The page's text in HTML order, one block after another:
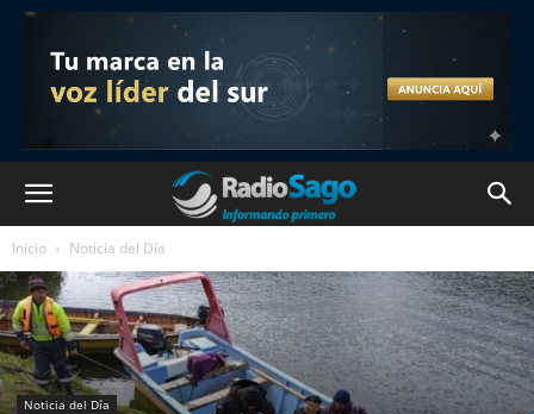
Inicio Noticia del Día
Noticia del Día